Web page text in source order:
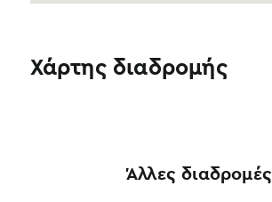
Χάρτης διαδρομής
Άλλες διαδρομές